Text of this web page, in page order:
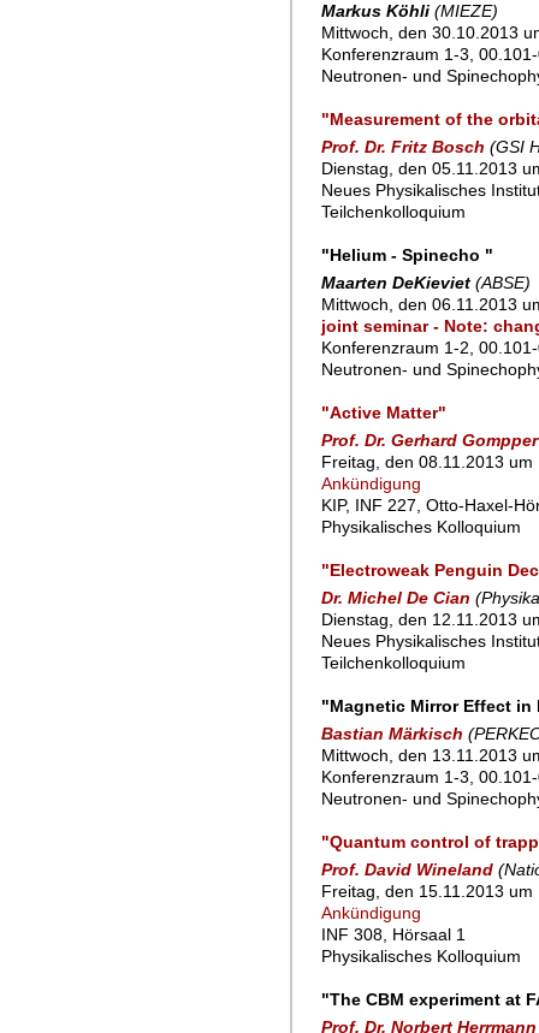
Markus Köhli (MIEZE)
Mittwoch, den 30.10.2013
Konferenzraum 1-3,
Neutronen- und
"Measurement of the
Prof. Dr. Fritz Bosch (GSI
Dienstag, den 05.11.2013
Neues Physikalisches
Teilchenkolloquium
"Helium - Spinecho "
Maarten DeKieviet (ABSE)
Mittwoch, den 06.11.2013
joint seminar - Note:
Konferenzraum 1-2,
Neutronen- und
"Active Matter"
Prof. Dr. Gerhard Gompper
Freitag, den 08.11.2013 um
Ankündigung
KIP, INF 227, Otto-Haxel-
Physikalisches Kolloquium
"Electroweak Penguin
Dr. Michel De Cian
Dienstag, den 12.11.2013
Neues Physikalisches
Teilchenkolloquium
"Magnetic Mirror Effect in
Bastian Märkisch
Mittwoch, den 13.11.2013
Konferenzraum 1-3,
Neutronen- und
"Quantum control of
Prof. David Wineland
Freitag, den 15.11.2013 um
Ankündigung
INF 308, Hörsaal 1
Physikalisches Kolloquium
"The CBM experiment at
Prof. Dr. Norbert Herrmann